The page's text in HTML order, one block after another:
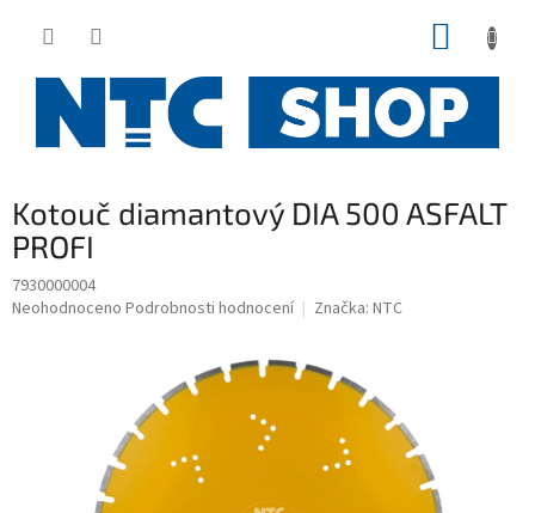
Kotouč diamantový DIA 500 ASFALT
PROFI
7930000004
Průměrné
Neohodnoceno Podrobnosti hodnocení Značka: NTC